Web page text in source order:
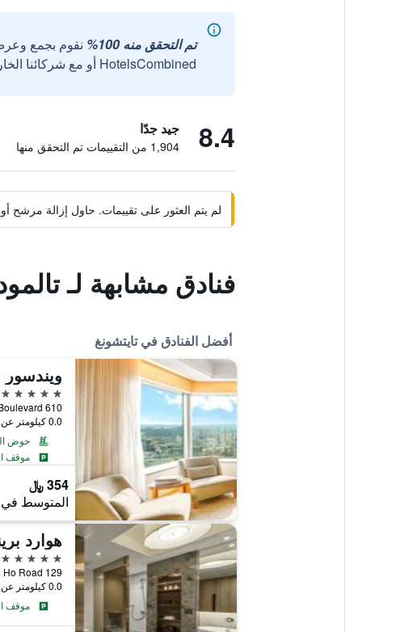
تم التحقق منه 100%
نقوم بجمع
HotelsCombined أو مع شركائنا الخارجيين الموثوقين.
8.4 جيد جدًا
1,904 من التقييمات تم التحقق منها
لم يتم العثور على تقييمات. حاول إزالة
فنادق مشابهة لـ
أفضل الفنادق في تايتشونغ
ويندسور
5 نجوم
610 Sec. 4 Taiwan Boulevard, تايتشونغ, تايوان
0.0 كيلومتر عن وسط المدينة
حوض
موقف
354 ﷼
المتوسط في
هوارد
5 نجوم
129 An Ho Road, تايتشونغ, تايوان
0.0 كيلومتر عن وسط المدينة
موقف